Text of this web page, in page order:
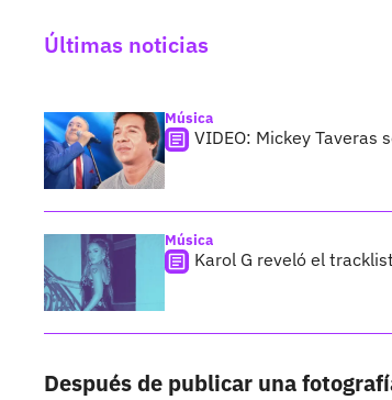
Últimas noticias
Música
VIDEO: Mickey Taveras
Música
Karol G reveló el
Después de publicar una